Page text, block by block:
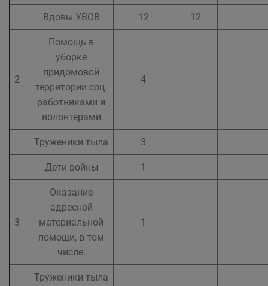
Вдовы УВОВ 12 12
2
Помощь в
уборке
придомовой
территории соц.
работниками и
волонтерами
4
Труженики тыла 3
Дети войны 1
3
Оказание
адресной
материальной
помощи, в том
числе:
1
Труженики тыла